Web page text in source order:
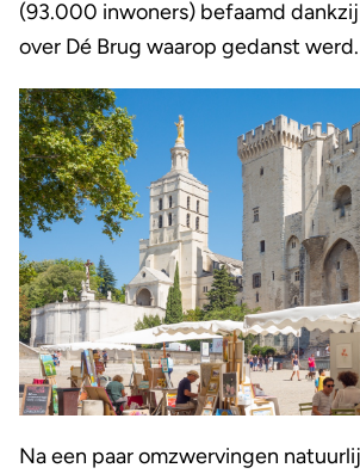
(93.000 inwoners) befaamd
over Dé Brug waarop gedanst
Na een paar omzwervingen